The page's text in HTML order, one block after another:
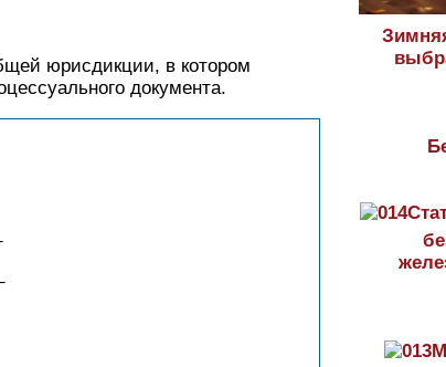
юрисдикции, в котором
документа.